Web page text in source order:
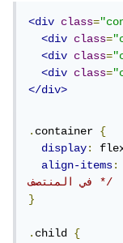
<div class=
<div
class=
<div
class=
<div
class=
</div>
.container {
display:
align-items:
في المنتصف */
}
.child {